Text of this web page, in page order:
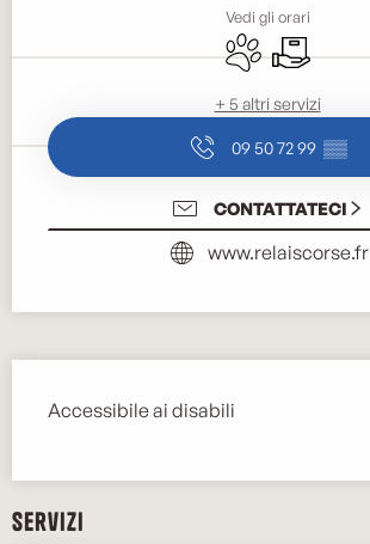
Vedi gli orari
Animali ammessi
Consegna
+ 5 altri servizi
09 50 72 99 ▒▒
CONTATTATECI
www.relaiscorse.fr
Accessibile ai disabili
Servizi